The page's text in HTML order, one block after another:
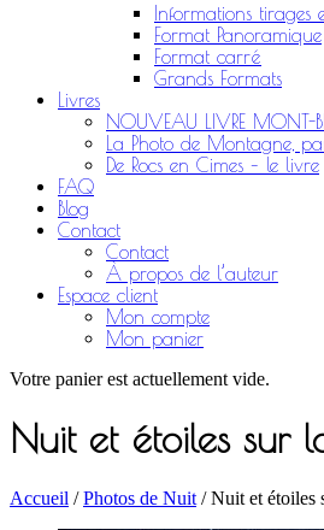
Informations tirages
Format Panoramique
Format carré
Grands Formats
Livres
NOUVEAU LIVRE MONT-
La Photo de Montagne,
De Rocs en Cimes – le livre
FAQ
Blog
Contact
Contact
À propos de l’auteur
Espace client
Mon compte
Mon panier
Votre panier est actuellement vide.
Nuit et étoiles sur
Accueil /Photos de Nuit / Nuit et étoiles